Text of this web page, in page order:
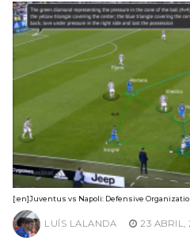
[:en]Juventus vs Napoli: Defensive
LUÍS LALANDA 23 ABRIL,